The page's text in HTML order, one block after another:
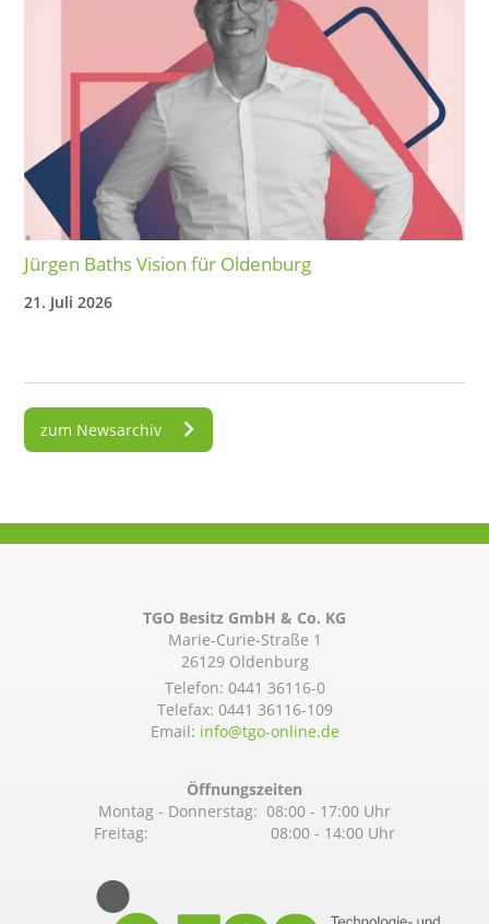
Jürgen Baths Vision für Oldenburg
21. Juli 2026
zum Newsarchiv
TGO Besitz GmbH & Co. KG
Marie-Curie-Straße 1
26129 Oldenburg
Telefon: 0441 36116-0
Telefax: 0441 36116-109
Email: info@­tgo-online.de
Öffnungszeiten
Montag - Donnerstag: 08:00 - 17:00 Uhr
Freitag: 08:00 - 14:00 Uhr